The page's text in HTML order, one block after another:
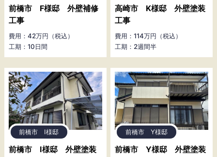
前橋市 F様邸 外壁補修
工事
費用：42万円（税込）
工期：10日間
高崎市 K様邸 外壁塗装
工事
費用：114万円（税込）
工期：2週間半
前橋市 I様邸
前橋市 I様邸 外壁塗装
前橋市 Y様邸
前橋市 Y様邸 外壁塗装